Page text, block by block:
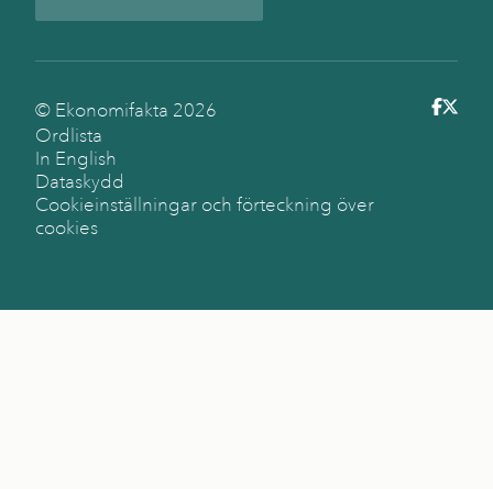
© Ekonomifakta 2026
Ordlista
In English
Dataskydd
Cookieinställningar och förteckning över
cookies